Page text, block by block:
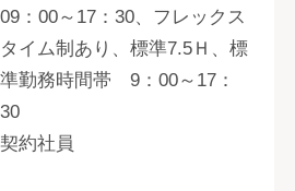
09：00～17：30、フレックス
タイム制あり、標準7.5Ｈ、標
準勤務時間帯 9：00～17：
30
契約社員